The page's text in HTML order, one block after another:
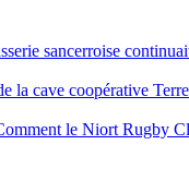
sancerroise
la cave coopérative
le Niort Rugby